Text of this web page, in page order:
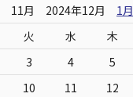
11月 2024年12月 1月
火 水 木
3 4 5
10 11 12